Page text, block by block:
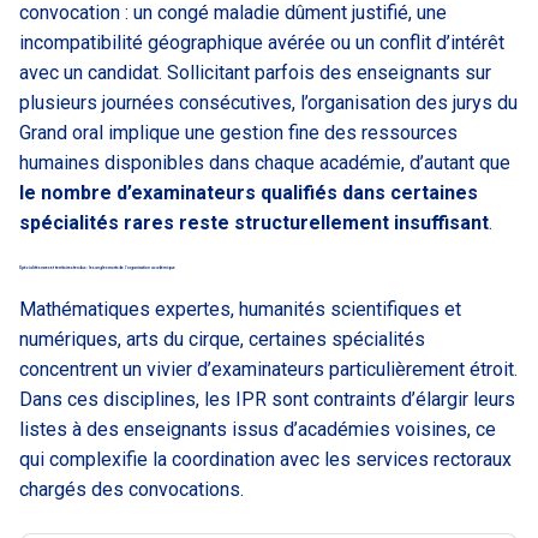
convocation : un congé maladie dûment justifié, une
incompatibilité géographique avérée ou un conflit d’intérêt
avec un candidat. Sollicitant parfois des enseignants sur
plusieurs journées consécutives, l’organisation des jurys du
Grand oral implique une gestion fine des ressources
humaines disponibles dans chaque académie, d’autant que
le nombre d’examinateurs qualifiés dans certaines
spécialités rares reste structurellement insuffisant.
Spécialités rares et territoires tendus : les angles morts de l’organisation académique
Mathématiques expertes, humanités scientifiques et
numériques, arts du cirque, certaines spécialités
concentrent un vivier d’examinateurs particulièrement étroit.
Dans ces disciplines, les IPR sont contraints d’élargir leurs
listes à des enseignants issus d’académies voisines, ce
qui complexifie la coordination avec les services rectoraux
chargés des convocations.